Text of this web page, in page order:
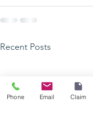
Recent Posts
Phone Email Claim